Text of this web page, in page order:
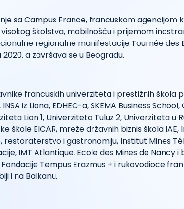
sa Campus France, francuskom agencijom
školstva, mobilnošću i prijemom
regionalne manifestacije Tournée des
a završava se u Beogradu.
francuskih univerziteta i prestižnih škola
iz Liona, EDHEC-a, SKEMA Business
Lion 1, Univerziteta Tuluz 2, Univerziteta u
škole EICAR, mreže državnih biznis škola
restoraterstvo i gastronomiju, Institut Mines
IMT Atlantique, Ecole des Mines de Nancy i
Tempus Erazmus + i rukovodioce
i na Balkanu.